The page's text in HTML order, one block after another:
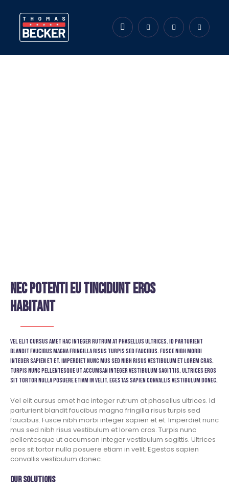
Nec potenti eu tincidunt eros
habitant
Vel elit cursus amet hac integer rutrum at phasellus ultrices. Id parturient
blandit faucibus magna fringilla risus turpis sed faucibus. Fusce nibh morbi
integer sapien et et. Imperdiet nunc mus sed nibh risus vestibulum et lorem cras.
Turpis nunc pellentesque ut accumsan integer vestibulum sagittis. Ultrices eros
sit tortor nulla posuere etiam in velit. Egestas sapien convallis vestibulum donec.
Vel elit cursus amet hac integer rutrum at phasellus ultrices. Id
parturient blandit faucibus magna fringilla risus turpis sed
faucibus. Fusce nibh morbi integer sapien et et. Imperdiet nunc
mus sed nibh risus vestibulum et lorem cras. Turpis nunc
pellentesque ut accumsan integer vestibulum sagittis. Ultrices
eros sit tortor nulla posuere etiam in velit. Egestas sapien
convallis vestibulum donec.
Our solutions